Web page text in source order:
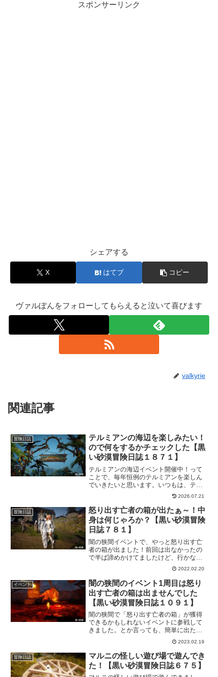
スポンサーリンク
シェアする
X はてブ コピー
ヴァルぽんをフォローしてもらえると泣いて喜びます
valkyrie
関連記事
冒険日誌
テルミアンの海辺を楽しみたい！
ので何をするかチェックした【黒
い砂漠冒険日誌１８７１】
テルミアンの海辺イベント開催中！って
ことで、毎年恒例のテルミアンを楽しん
でいきたいと思います。いつもは、テキ
トーに遊んでますけど、今回はきっちり
「把握」して存分に満喫してやろうかと
企んでおりますｗ依頼からシルバー商店
までメモしておきました。
2026.07.21
冒険日誌
怒り出す亡者の箱が出たぁ～！中
身は何じゃろか？【黒い砂漠冒険
日誌７８１】
闇の狭間イベントで、やっと怒り出す亡
者の箱が出ました！前回は出なかったの
で半ば諦めかけてましたけど、行かなき
ゃ出ることもないので張り切って行って
ました。これで、ボス装備をゲット出来
るので、後は何が出て来るか？ってのが
問題だったりするｗ
2022.02.20
イベント
闇の狭間のイベント1周目は怒り
出す亡者の箱は出ませんでした
【黒い砂漠冒険日誌１０９１】
闇の狭間で「怒り出す亡者の箱」が獲得
できるかもしれないイベントに参戦して
きました。とか言っても、簡単に出たら
イベントとして面白くない…いや面白い
ｗサクッと倒してどんどん出てきたらい
いのになー。怒り出す亡者の箱カモー
ン！
2023.02.19
冒険日誌
マルニの怪しい遊び場で遊んでき
た！【黒い砂漠冒険日誌６７５】